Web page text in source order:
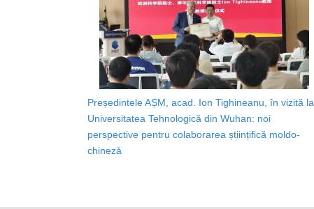
Președintele AȘM, acad. Ion Tighineanu, în vizită la
Universitatea Tehnologică din Wuhan: noi
perspective pentru colaborarea științifică moldo-
chineză